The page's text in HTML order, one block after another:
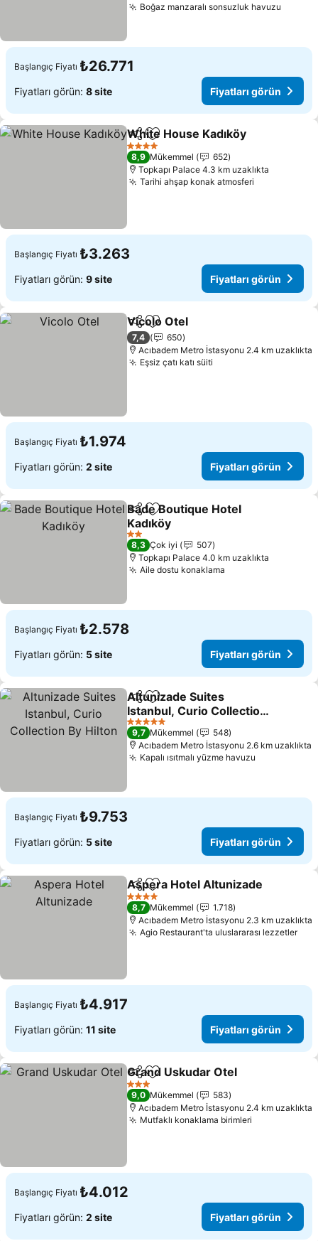
Boğaz manzaralı sonsuzluk havuzu
Başlangıç Fiyatı ₺26.771
Fiyatları görün: 8 site Fiyatları görün
PaylaşFavorilerime ekle
White House Kadıköy
4 Yıldız
8,9 Mükemmel
652
Topkapı Palace 4.3 km uzaklıkta
Tarihi ahşap konak atmosferi
Başlangıç Fiyatı ₺3.263
Fiyatları görün: 9 site Fiyatları görün
PaylaşFavorilerime ekle
Vicolo Otel
7,4
650
Acıbadem Metro İstasyonu 2.4 km uzaklıkta
Eşsiz çatı katı süiti
Başlangıç Fiyatı ₺1.974
Fiyatları görün: 2 site Fiyatları görün
PaylaşFavorilerime ekle
Bade Boutique Hotel
Kadıköy
2 Yıldız
8,3 Çok iyi
507
Topkapı Palace 4.0 km uzaklıkta
Aile dostu konaklama
Başlangıç Fiyatı ₺2.578
Fiyatları görün: 5 site Fiyatları görün
PaylaşFavorilerime ekle
Altunizade Suites
Istanbul, Curio Collection
By Hilton
5 Yıldız
9,7 Mükemmel
548
Acıbadem Metro İstasyonu 2.6 km uzaklıkta
Kapalı ısıtmalı yüzme havuzu
Başlangıç Fiyatı ₺9.753
Fiyatları görün: 5 site Fiyatları görün
PaylaşFavorilerime ekle
Aspera Hotel Altunizade
4 Yıldız
8,7 Mükemmel
1.718
Acıbadem Metro İstasyonu 2.3 km uzaklıkta
Agio Restaurant'ta uluslararası lezzetler
Başlangıç Fiyatı ₺4.917
Fiyatları görün: 11 site Fiyatları görün
PaylaşFavorilerime ekle
Grand Uskudar Otel
3 Yıldız
9,0 Mükemmel
583
Acıbadem Metro İstasyonu 2.4 km uzaklıkta
Mutfaklı konaklama birimleri
Başlangıç Fiyatı ₺4.012
Fiyatları görün: 2 site Fiyatları görün